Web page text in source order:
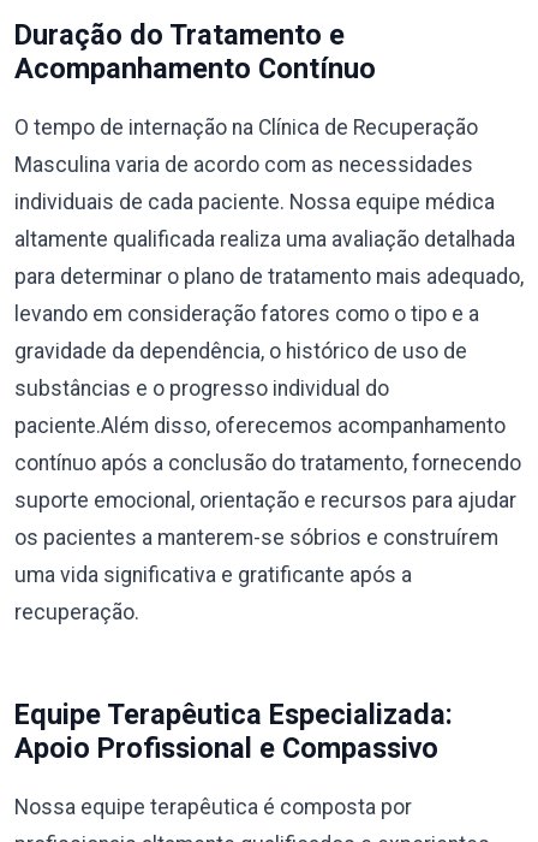
Duração do Tratamento e
Acompanhamento Contínuo
O tempo de internação na Clínica de Recuperação
Masculina varia de acordo com as necessidades
individuais de cada paciente. Nossa equipe médica
altamente qualificada realiza uma avaliação detalhada
para determinar o plano de tratamento mais adequado,
levando em consideração fatores como o tipo e a
gravidade da dependência, o histórico de uso de
substâncias e o progresso individual do
paciente.Além disso, oferecemos acompanhamento
contínuo após a conclusão do tratamento, fornecendo
suporte emocional, orientação e recursos para ajudar
os pacientes a manterem-se sóbrios e construírem
uma vida significativa e gratificante após a
recuperação.
Equipe Terapêutica Especializada:
Apoio Profissional e Compassivo
Nossa equipe terapêutica é composta por